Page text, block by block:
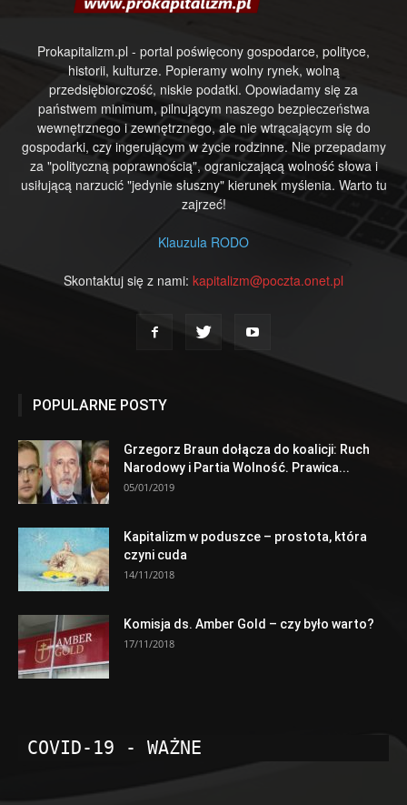
Prokapitalizm.pl - portal poświęcony gospodarce, polityce,
historii, kulturze. Popieramy wolny rynek, wolną
przedsiębiorczość, niskie podatki. Opowiadamy się za
państwem minimum, pilnującym naszego bezpieczeństwa
wewnętrznego i zewnętrznego, ale nie wtrącającym się do
gospodarki, czy ingerującym w życie rodzinne. Nie przepadamy
za "polityczną poprawnością", ograniczającą wolność słowa i
usiłującą narzucić "jedynie słuszny" kierunek myślenia. Warto tu
zajrzeć!
Klauzula RODO
Skontaktuj się z nami: kapitalizm@poczta.onet.pl
POPULARNE POSTY
Grzegorz Braun dołącza do koalicji: Ruch
Narodowy i Partia Wolność. Prawica...
05/01/2019
Kapitalizm w poduszce – prostota, która
czyni cuda
14/11/2018
Komisja ds. Amber Gold – czy było warto?
17/11/2018
COVID-19 - WAŻNE